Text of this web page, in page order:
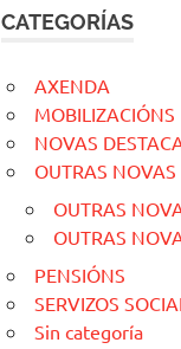
CATEGORÍAS
AXENDA
MOBILIZACIÓNS
NOVAS
OUTRAS NOVAS
OUTRAS
OUTRAS
PENSIÓNS
SERVIZOS
Sin categoría